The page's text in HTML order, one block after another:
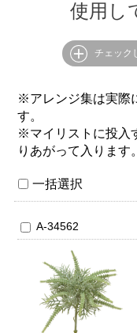
使用し
チェック
※アレンジ集は実際
す。
※マイリストに投入
りあがって入ります。
一括選択
A-34562